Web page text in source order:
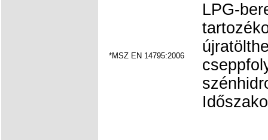
*MSZ EN 14795:2006
LPG-